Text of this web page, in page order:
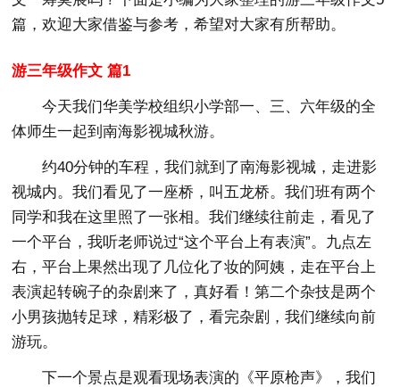
篇，欢迎大家借鉴与参考，希望对大家有所帮助。
游三年级作文 篇1
今天我们华美学校组织小学部一、三、六年级的全
体师生一起到南海影视城秋游。
约40分钟的车程，我们就到了南海影视城，走进影
视城内。我们看见了一座桥，叫五龙桥。我们班有两个
同学和我在这里照了一张相。我们继续往前走，看见了
一个平台，我听老师说过“这个平台上有表演”。九点左
右，平台上果然出现了几位化了妆的阿姨，走在平台上
表演起转碗子的杂剧来了，真好看！第二个杂技是两个
小男孩抛转足球，精彩极了，看完杂剧，我们继续向前
游玩。
下一个景点是观看现场表演的《平原枪声》，我们